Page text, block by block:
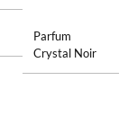
Parfum
Crystal Noir